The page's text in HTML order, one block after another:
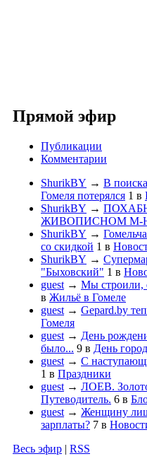
Прямой эфир
Публикации
Комментарии
ShurikBY → В
Гомеля потерялся 1 в
ShurikBY →
ЖИВОПИСНОМ М-
ShurikBY →
со скидкой 1 в
ShurikBY →
"Быховский" 1 в
guest → Мы строили,
в Жильё в Гомеле
guest → Gepard.by
Гомеля
guest → День
было... 9 в День
guest → С
1 в Праздники
guest → ЛОЕВ.
Путеводитель. 6 в
guest → Женщину
зарплаты? 7 в
Весь эфир | RSS